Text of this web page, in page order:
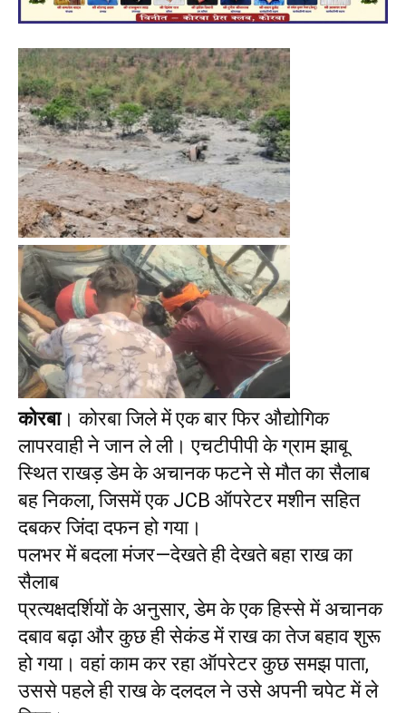
कोरबा। कोरबा जिले में एक बार फिर औद्योगिक
लापरवाही ने जान ले ली। एचटीपीपी के ग्राम झाबू
स्थित राखड़ डेम के अचानक फटने से मौत का सैलाब
बह निकला, जिसमें एक JCB ऑपरेटर मशीन सहित
दबकर जिंदा दफन हो गया।
पलभर में बदला मंजर—देखते ही देखते बहा राख का
सैलाब
प्रत्यक्षदर्शियों के अनुसार, डेम के एक हिस्से में अचानक
दबाव बढ़ा और कुछ ही सेकंड में राख का तेज बहाव शुरू
हो गया। वहां काम कर रहा ऑपरेटर कुछ समझ पाता,
उससे पहले ही राख के दलदल ने उसे अपनी चपेट में ले